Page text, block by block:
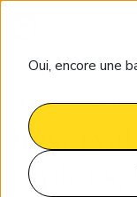
Oui, encore une
GESTION DES